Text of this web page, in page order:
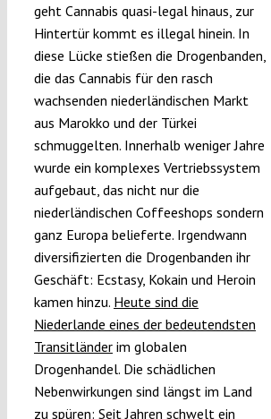
geht Cannabis quasi-legal hinaus, zur
Hintertür kommt es illegal hinein. In
diese Lücke stießen die Drogenbanden,
die das Cannabis für den rasch
wachsenden niederländischen Markt
aus Marokko und der Türkei
schmuggelten. Innerhalb weniger Jahre
wurde ein komplexes Vertriebssystem
aufgebaut, das nicht nur die
niederländischen Coffeeshops sondern
ganz Europa belieferte. Irgendwann
diversifizierten die Drogenbanden ihr
Geschäft: Ecstasy, Kokain und Heroin
kamen hinzu. Heute sind die
Niederlande eines der bedeutendsten
Transitländerim globalen
Drogenhandel. Die schädlichen
Nebenwirkungen sind längst im Land
zu spüren: Seit Jahren schwelt ein